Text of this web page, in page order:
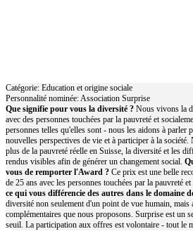
Catégorie: Education et origine sociale
Personnalité nominée: Association Surprise
Que signifie pour vous la diversité ? ‍‍Nous vivons la
avec des personnes touchées par la pauvreté et
personnes telles qu'elles sont - nous les aidons à parler
nouvelles perspectives de vie et à participer à la
plus de la pauvreté réelle en Suisse, la diversité et les
rendus visibles afin de générer un changement social.
vous de remporter l'Award ? Ce prix est une belle
de 25 ans avec les personnes touchées par la pauvreté
ce qui vous différencie des autres dans le domaine
diversité non seulement d'un point de vue humain, mais
complémentaires que nous proposons. Surprise est un
seuil. La participation aux offres est volontaire - tout le